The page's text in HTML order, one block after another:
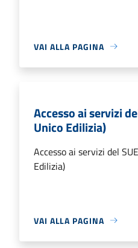
VAI ALLA PAGINA
Accesso ai servizi
Unico Edilizia)
Accesso ai servizi del
Edilizia)
VAI ALLA PAGINA